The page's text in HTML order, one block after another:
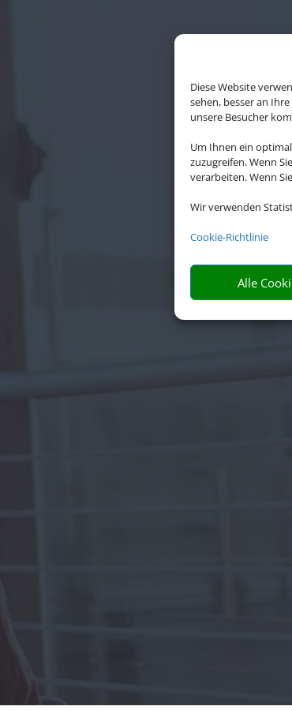
Diese Website
sehen, besser an
unsere Besucher
Um Ihnen ein
zuzugreifen. Wenn
verarbeiten. Wenn
Wir verwenden
Cookie-Richtlinie
Alle